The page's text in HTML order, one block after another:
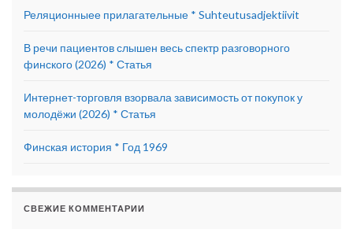
Реляционныее прилагательные * Suhteutusadjektiivit
В речи пациентов слышен весь спектр разговорного
финского (2026) * Статья
Интернет-торговля взорвала зависимость от покупок у
молодёжи (2026) * Статья
Финская история * Год 1969
СВЕЖИЕ КОММЕНТАРИИ